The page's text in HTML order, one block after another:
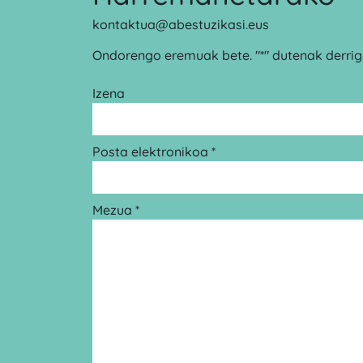
kontaktua@abestuzikasi.eus
Ondorengo eremuak bete. "*" dutenak
Izena
Posta elektronikoa *
Mezua *